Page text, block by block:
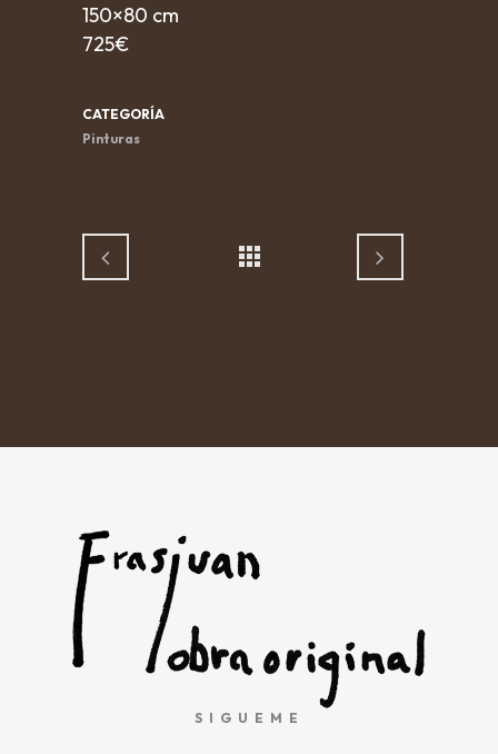
150×80 cm
725€
CATEGORÍA
Pinturas
SIGUEME